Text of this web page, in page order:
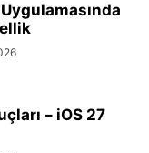
– iOS 27